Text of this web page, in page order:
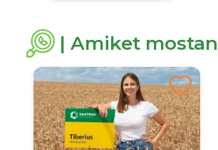
| Amiket